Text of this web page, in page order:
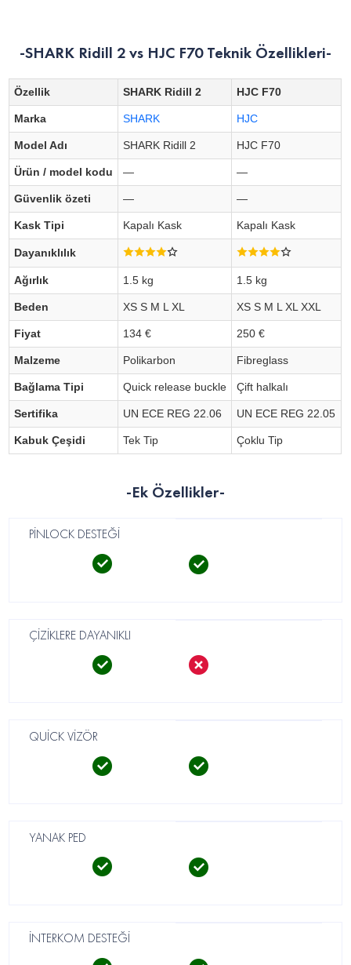
-SHARK Ridill 2 vs HJC F70 Teknik Özellikleri-
Özellik SHARK Ridill 2 HJC F70
Marka SHARK HJC
Model Adı SHARK Ridill 2 HJC F70
Ürün / model kodu — —
Güvenlik özeti — —
Kask Tipi Kapalı Kask Kapalı Kask
Dayanıklılık
Ağırlık 1.5 kg 1.5 kg
Beden XS S M L XL XS S M L XL XXL
Fiyat 134 € 250 €
Malzeme Polikarbon Fibreglass
Bağlama Tipi Quick release buckle Çift halkalı
Sertifika UN ECE REG 22.06 UN ECE REG 22.05
Kabuk Çeşidi Tek Tip Çoklu Tip
-Ek Özellikler-
PİNLOCK DESTEĞİ
ÇİZİKLERE DAYANIKLI
QUİCK VİZÖR
YANAK PED
İNTERKOM DESTEĞİ